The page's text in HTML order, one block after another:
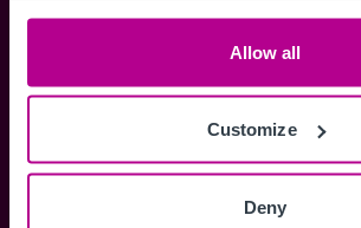
Allow all
Customize
Deny
Anmelden
Sie haben bereits ein Konto?